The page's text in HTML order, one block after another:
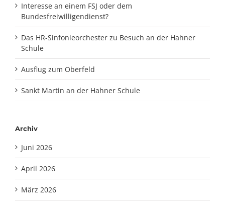
Interesse an einem FSJ oder dem
Bundesfreiwilligendienst?
Das HR-Sinfonieorchester zu Besuch an der Hahner
Schule
Ausflug zum Oberfeld
Sankt Martin an der Hahner Schule
Archiv
Juni 2026
April 2026
März 2026